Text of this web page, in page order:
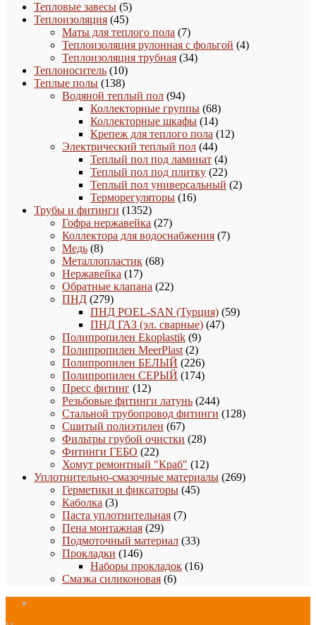
Тепловые завесы 55
товаров
Теплоизоляция 4545
товаров
Маты для теплого пола 77
товаров
Теплоизоляция рулонная с фольгой 44
Теплоизоляция трубная 3434
Теплоноситель 1010
товаров
Теплые полы 138138
товаров
Водяной теплый пол 9494
товара
Коллекторные группы 6868
товаров
Коллекторные шкафы 1414
товаров
Крепеж для теплого пола 1212
Электрический теплый пол 4444
товара
Теплый пол под ламинат 44
товара
Теплый пол под плитку 2222
товара
Теплый пол универсальный 22
Терморегуляторы 1616
Трубы и фитинги 13521352
товара
Гофра нержавейка 2727
товаров
Коллектора для водоснабжения 77
Медь 88
товаров
Металлопластик 6868
Нержавейка 1717
товаров
Обратные клапана 2222
ПНД 279279
товаров
ПНД POEL-SAN (Турция) 5959
ПНД ГАЗ (эл. сварные) 4747
Полипропилен Ekoplastik 99
товаров
Полипропилен MeerPlast 22
товара
Полипропилен БЕЛЫЙ 226226
товаров
Полипропилен СЕРЫЙ 174174
Пресс фитинг 1212
товаров
Резьбовые фитинги латунь 244244
товара
Стальной трубопровод фитинги 128128
Сшитый полиэтилен 6767
товаров
Фильтры грубой очистки 2828
Фитинги ГЕБО 2222
товара
Хомут ремонтный "Краб" 1212
товаров
Уплотнительно-смазочные материалы 269269
Герметики и фиксаторы 4545
Каболка 33
товара
Паста уплотнительная 77
Пена монтажная 2929
товаров
Подмоточный материал 3333
Прокладки 146146
товаров
Наборы прокладок 1616
Смазка силиконовая 66